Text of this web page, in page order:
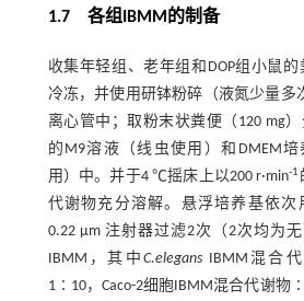
1.7 各组IBMM的制备
收集年轻组、老年组和DOP组小鼠
冷冻，并使用研钵粉碎（液氮少量多
离心管中；取粉末状粪便（120 mg
的M9溶液（线虫使用）和DMEM培
用）中。并于4 ℃摇床上以200 r·min-1
代谢物充分溶解。悬浮培养基依次
0.22 μm 注射器过滤2次（2次均为
IBMM，其中C.elegans IBMM混合
1∶10，Caco-2细胞IBMM混合代谢物